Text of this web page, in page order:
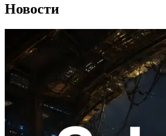
Новости